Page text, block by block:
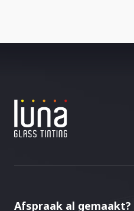
Afspraak al gemaakt?